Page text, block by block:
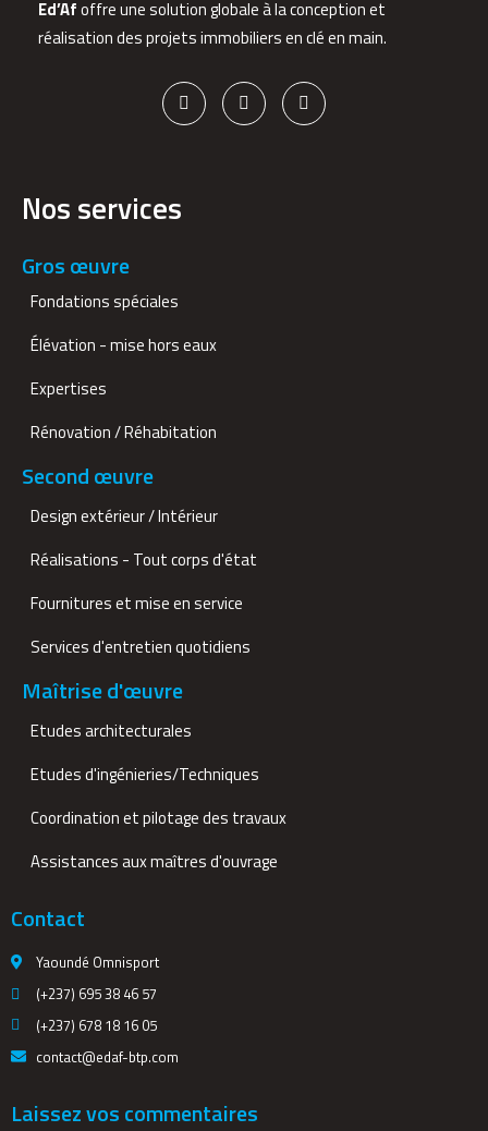
Ed’Afoffre une solution globale à la conception et
réalisation des projets immobiliers en clé en main.
Nos services
Gros œuvre
Fondations spéciales
Élévation - mise hors eaux
Expertises
Rénovation / Réhabitation
Second œuvre
Design extérieur / Intérieur
Réalisations - Tout corps d'état
Fournitures et mise en service
Services d'entretien quotidiens
Maîtrise d'œuvre
Etudes architecturales
Etudes d'ingénieries/Techniques
Coordination et pilotage des travaux
Assistances aux maîtres d'ouvrage
Contact
Yaoundé Omnisport
(+237) 695 38 46 57
(+237) 678 18 16 05
contact@edaf-btp.com
Laissez vos commentaires